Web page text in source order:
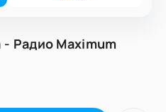
- Радио Maximum